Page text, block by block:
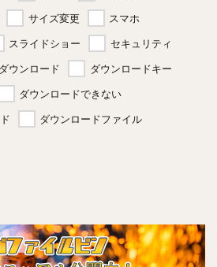
サイズ変更
スマホ
スライドショー
セキュリティ
ダウンロード
ダウンロードキー
ダウンロードできない
ダウンロードファイル